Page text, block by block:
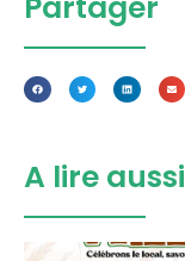
A lire aussi